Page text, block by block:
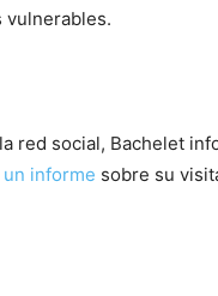
vulnerables.
red social, Bachelet
informe sobre su